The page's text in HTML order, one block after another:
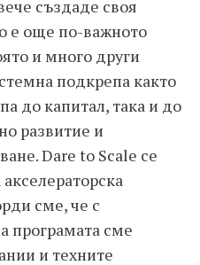
създаде своя
е още по-важното
и много други
подкрепа както
до капитал, така и до
развитие и
Dare to Scale се
сме, че с
програмата сме
и техните